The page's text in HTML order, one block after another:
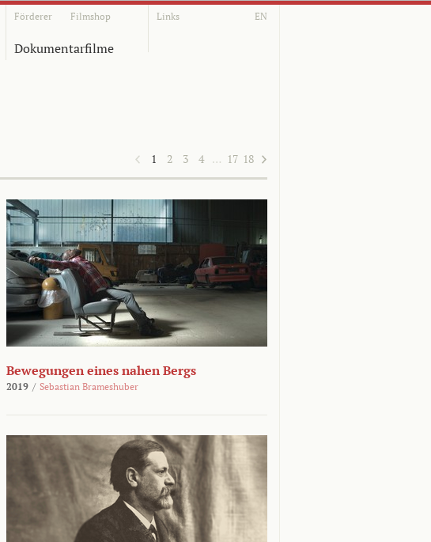
Förderer Filmshop Links EN
Dokumentarfilme
1 2 3 4 … 17 18
Bewegungen eines nahen Bergs
2019 / Sebastian Brameshuber